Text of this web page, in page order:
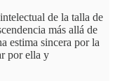
de la talla de
más allá de
estima sincera por la
por ella y